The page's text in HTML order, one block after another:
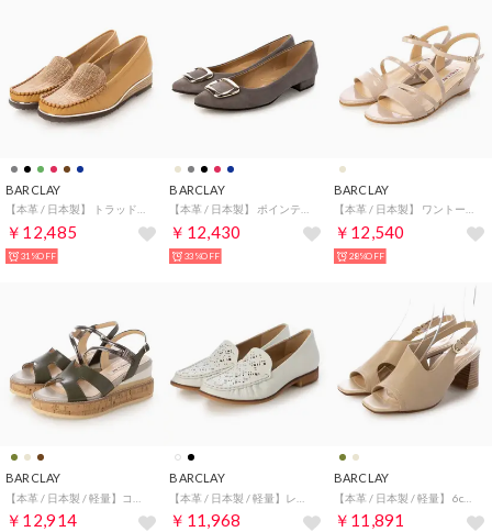
BARCLAY
￥12,485
31%OFF
BARCLAY
￥12,430
33%OFF
BARCLAY
￥12,540
28%OFF
BARCLAY
￥12,914
BARCLAY
￥11,968
BARCLAY
【本革 / 日本製 / 軽量】 6cmヒールバックバンドサンダル （BE）
￥11,891